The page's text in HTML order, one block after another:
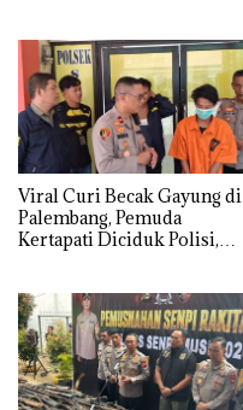
Melalui Mekanisme
Praperadilan
Viral Curi Becak Gayung di
Palembang, Pemuda
Kertapati Diciduk Polisi,